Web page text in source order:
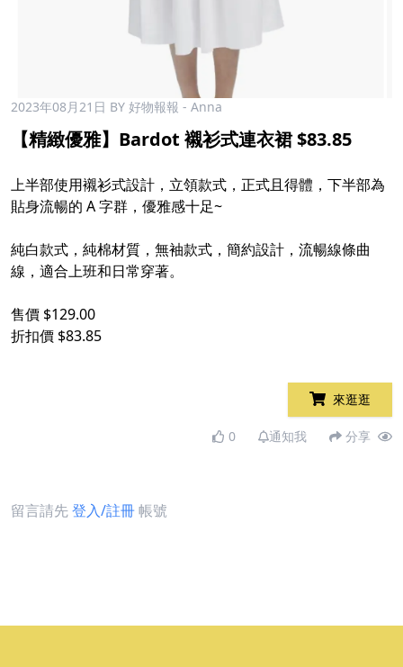
2023年08月21日 BY 好物報報 - Anna
【精緻優雅】Bardot 襯衫式連衣裙 $83.85
上半部使用襯衫式設計，立領款式，正式且得體，下半部為
貼身流暢的 A 字群，優雅感十足~
純白款式，純棉材質，無袖款式，簡約設計，流暢線條曲
線，適合上班和日常穿著。
售價 $129.00
折扣價 $83.85
來逛逛
0 通知我 分享
留言請先登入/註冊帳號